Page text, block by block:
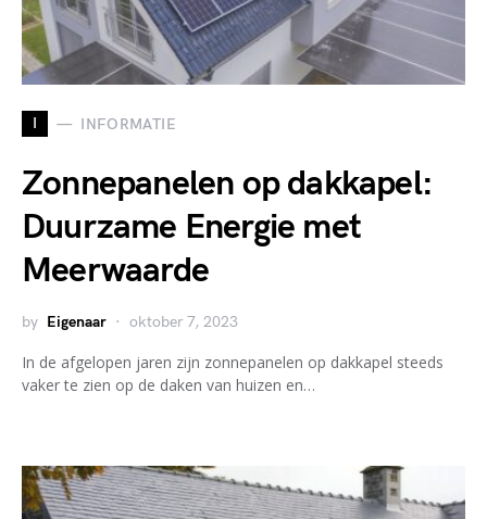
I INFORMATIE
Zonnepanelen op dakkapel:
Duurzame Energie met
Meerwaarde
by Eigenaar oktober 7, 2023
In de afgelopen jaren zijn zonnepanelen op dakkapel steeds
vaker te zien op de daken van huizen en…